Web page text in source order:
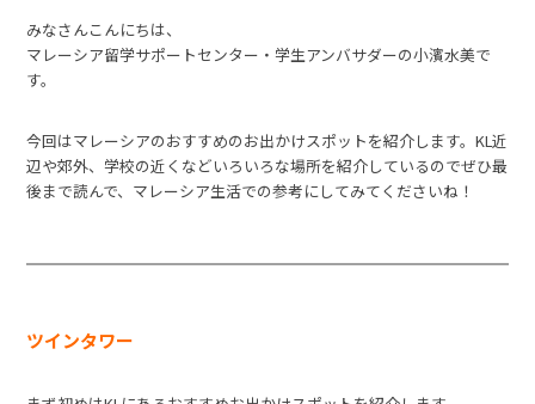
みなさんこんにちは、
マレーシア留学サポートセンター・学生アンバサダーの小濱水美で
す。
今回はマレーシアのおすすめのお出かけスポットを紹介します。KL近
辺や郊外、学校の近くなどいろいろな場所を紹介しているのでぜひ最
後まで読んで、マレーシア生活での参考にしてみてくださいね！
ツインタワー